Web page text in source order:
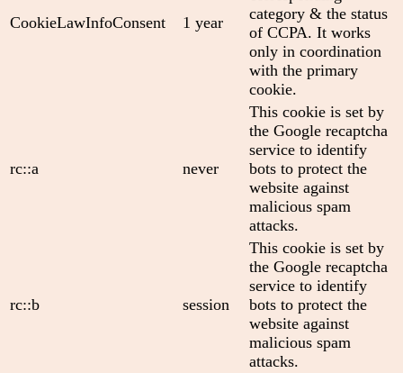
CookieLawInfoConsent 1 year
category & the status
of CCPA. It works
only in coordination
with the primary
cookie.
rc::a never
This cookie is set by
the Google recaptcha
service to identify
bots to protect the
website against
malicious spam
attacks.
rc::b session
This cookie is set by
the Google recaptcha
service to identify
bots to protect the
website against
malicious spam
attacks.